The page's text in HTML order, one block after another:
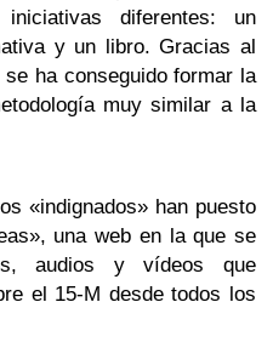
diferentes: un
y un libro. Gracias al
ha conseguido formar la
muy similar a la
«indignados» han puesto
una web en la que se
audios y vídeos que
el 15-M desde todos los